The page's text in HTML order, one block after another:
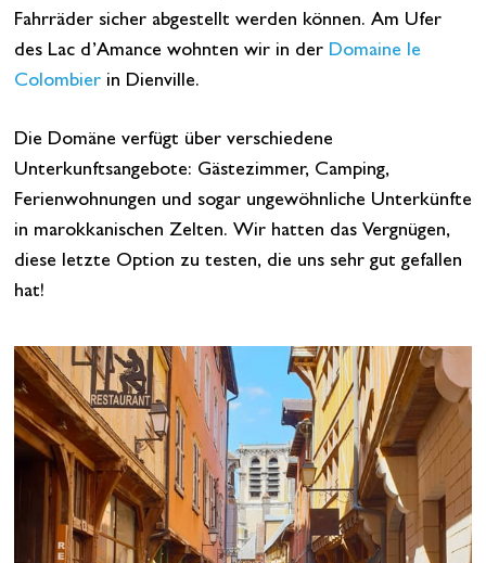
Fahrräder sicher abgestellt werden können. Am Ufer
des Lac d’Amance wohnten wir in der Domaine le
Colombierin Dienville.
Die Domäne verfügt über verschiedene
Unterkunftsangebote: Gästezimmer, Camping,
Ferienwohnungen und sogar ungewöhnliche Unterkünfte
in marokkanischen Zelten. Wir hatten das Vergnügen,
diese letzte Option zu testen, die uns sehr gut gefallen
hat!